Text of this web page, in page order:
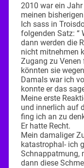
2010 war ein
meinen
Ich sass in
folgenden Satz: “
dann werden die
nicht mitnehmen
Zugang zu
könnten sie
Damals war ich
konnte er das
Meine erste
und innerlich auf
fing ich an zu
Er hatte Recht.
Mein damaliger
katastrophal- ich
Schnappatmung,
dann diese